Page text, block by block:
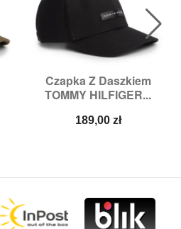
Czapka Z Daszkiem
TOMMY HILFIGER...
Cena
189,00 zł